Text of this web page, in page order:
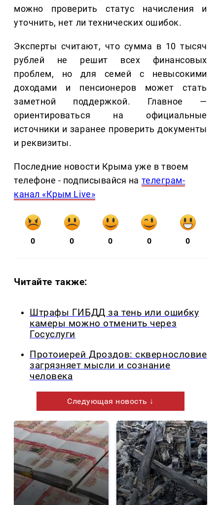
можно проверить статус начисления и
уточнить, нет ли технических ошибок.
Эксперты считают, что сумма в 10 тысяч
рублей не решит всех финансовых
проблем, но для семей с невысокими
доходами и пенсионеров может стать
заметной поддержкой. Главное —
ориентироваться на официальные
источники и заранее проверить документы
и реквизиты.
Последние новости Крыма уже в твоем
телефоне - подписывайся на телеграм-
канал «Крым Live»
0 0 0 0 0
Читайте также:
Штрафы ГИБДД за тень или ошибку
камеры можно отменить через
Госуслуги
Протоиерей Дроздов: сквернословие
загрязняет мысли и сознание
человека
Следующая новость ↓